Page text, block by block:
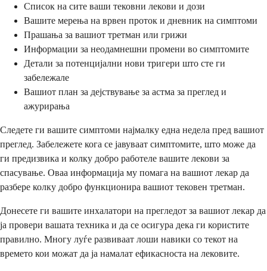
Список на сите ваши тековни лекови и дози
Вашите мерења на врвен проток и дневник на симптоми
Прашања за вашиот третман или грижи
Информации за неодамнешни промени во симптомите
Детали за потенцијални нови тригери што сте ги
забележале
Вашиот план за дејствување за астма за преглед и
ажурирања
Следете ги вашите симптоми најмалку една недела пред вашиот
преглед. Забележете кога се јавуваат симптомите, што може да
ги предизвика и колку добро работеле вашите лекови за
спасување. Оваа информација му помага на вашиот лекар да
разбере колку добро функционира вашиот тековен третман.
Донесете ги вашите инхалатори на прегледот за вашиот лекар да
ја провери вашата техника и да се осигура дека ги користите
правилно. Многу луѓе развиваат лоши навики со текот на
времето кои можат да ја намалат ефикасноста на лековите.